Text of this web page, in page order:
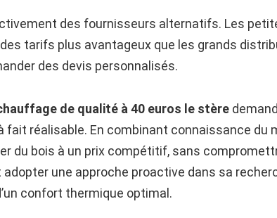
des fournisseurs alternatifs. Les
tarifs plus avantageux que les grands
des devis personnalisés.
de qualité à 40 euros le stère
fait réalisable. En combinant connaissance
du bois à un prix compétitif, sans
une approche proactive dans sa
confort thermique optimal.